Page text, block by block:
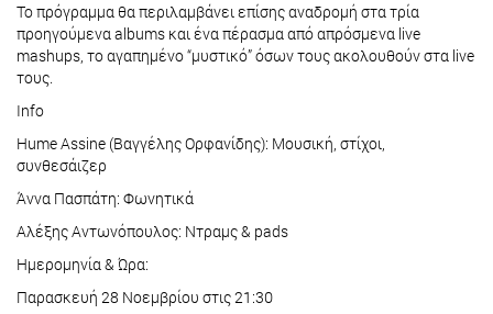
Το πρόγραμμα θα περιλαμβάνει επίσης αναδρομή στα τρία
προηγούμενα albums και ένα πέρασμα από απρόσμενα live
mashups, το αγαπημένο “μυστικό” όσων τους ακολουθούν στα live
τους.
Ιnfo
Hume Assine (Βαγγέλης Ορφανίδης): Μουσική, στίχοι,
συνθεσάιζερ
Άννα Πασπάτη: Φωνητικά
Αλέξης Αντωνόπουλος: Ντραμς & pads
Ημερομηνία & Ώρα:
Παρασκευή 28 Νοεμβρίου στις 21:30